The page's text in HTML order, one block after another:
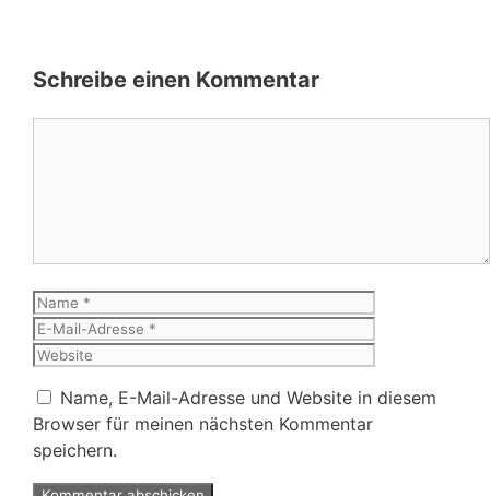
Schreibe einen Kommentar
Name
Name, E-Mail-Adresse und Website in diesem
Browser für meinen nächsten Kommentar
speichern.